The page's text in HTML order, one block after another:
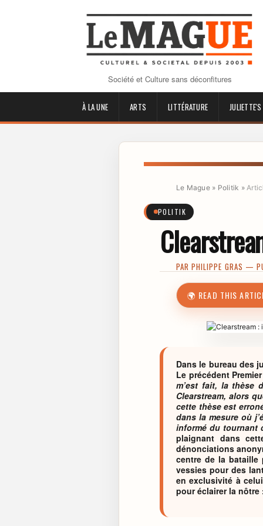
Société et Culture sans déconfitures
À LA UNE ARTS LITTÉRATURE
Le Mague» Politik »
POLITIK
PARPHILIPPE GRAS —
🌍 READ THIS
Dans le bureau des
Le précédent
m’est fait, la thèse
Clearstream, alors
cette thèse est
dans la mesure où
informé du tournant
plaignant dans
dénonciations
centre de la bataille
vessies pour des
en exclusivité à
pour éclairer la nôtre